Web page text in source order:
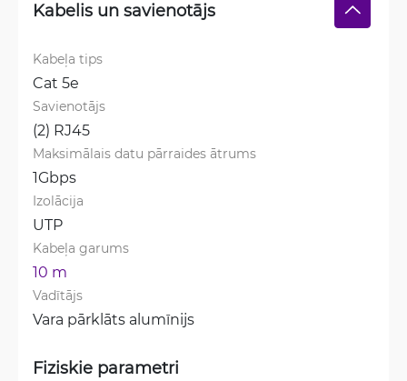
Kabelis un savienotājs
Kabeļa tips
Cat 5e
Savienotājs
(2) RJ45
Maksimālais datu pārraides ātrums
1Gbps
Izolācija
UTP
Kabeļa garums
10 m
Vadītājs
Vara pārklāts alumīnijs
Fiziskie parametri